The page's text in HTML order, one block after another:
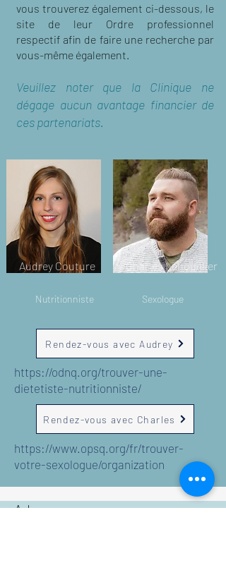
vous trouverez également ci-dessous, le
site de leur Ordre professionnel
respectif afin de faire une recherche par
vous-même également.
Veuillez noter que la Clinique ne
dégage aucun avantage financier de
ces partenariats.
Audrey Couture
Nutritionniste
Charles Lehouillier
Sexologue
Rendez-vous avec Audrey
https://odnq.org/trouver-une-
dietetiste-nutritionniste/
Rendez-vous avec Charles
https://www.opsq.org/fr/trouver-
votre-sexologue/organization
Adresse